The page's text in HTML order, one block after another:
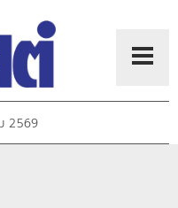
2569